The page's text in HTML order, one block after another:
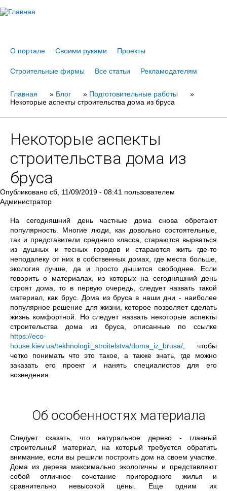
О портале Своими руками Проекты
Строительные фирмы Все статьи Рекламодателям
Вы
Главная » Блог » Подготовительные работы
»
Некоторые аспекты строительства дома из бруса
Некоторые аспекты
строительства дома из
бруса
Опубликовано сб, 11/09/2019 - 08:41 пользователем
Администратор
На сегодняшний день частные дома снова обретают
популярность. Многие люди, как довольно состоятельные,
так и представители среднего класса, стараются вырваться
из душных и тесных городов и стараются жить где-то
неподалеку от них в собственных домах, где места больше,
экология лучше, да и просто дышится свободнее. Если
говорить о материалах, из которых на сегодняшний день
строят дома, то в первую очередь, следует назвать такой
материал, как брус. Дома из бруса в наши дни - наиболее
популярное решение для жизни, которое позволяет сделать
жизнь комфортной. Но следует назвать некоторые аспекты
строительства дома из бруса, описанные по ссылке
https://eco-
house.kiev.ua/tekhnologii_stroitelstva/doma_iz_brusa/ , чтобы
четко понимать что это такое, а также знать, где можно
заказать его проект и нанять специалистов для его
возведения.
Об особенностях материала
Следует сказать, что натуральное дерево - главный
строительный материал, на который требуется обратить
внимание, если вы решили построить дом на своем участке.
Дома из дерева максимально экологичны и представляют
собой отличное сочетание пригородного жилья и
сравнительно невысокой цены. Еще одним их